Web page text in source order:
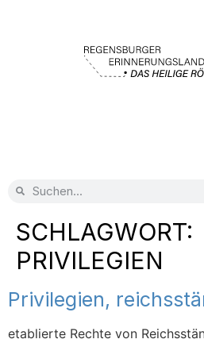
SCHLAGWORT:
PRIVILEGIEN
Privilegien,
etablierte Rechte von